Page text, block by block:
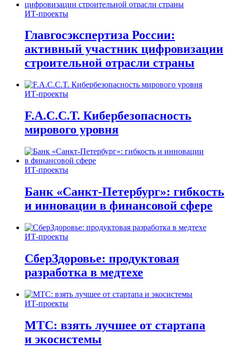
ИТ-проекты
Главгосэкспертиза России:
активный участник цифровизации
строительной отрасли страны
ИТ-проекты
F.A.C.C.T. Кибербезопасность
мирового уровня
ИТ-проекты
Банк «Санкт-Петербург»: гибкость
и инновации в финансовой сфере
ИТ-проекты
СберЗдоровье: продуктовая
разработка в медтехе
ИТ-проекты
МТС: взять лучшее от стартапа
и экосистемы